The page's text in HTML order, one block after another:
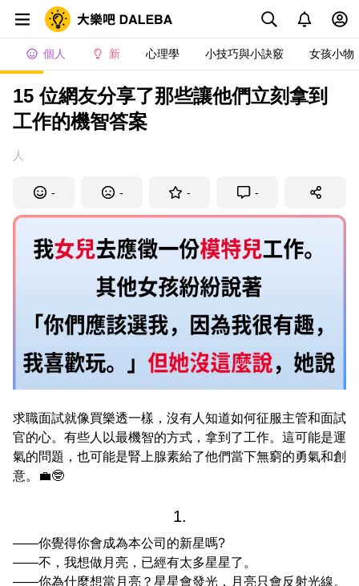
個人 新 心理學 小技巧與小訣竅 女孩小物
15 位網友分享了那些讓他們立刻拿到
工作的機智答案
人
- - - -
求職面試就像買樂透一樣，沒有人知道如何征服主管和面試
官的心。有些人以最機智的方式，拿到了工作。這可能是運
氣的問題，也可能是腎上腺素給了他們當下無窮的勇氣和創
意。💼🤓
1.
——你覺得你會成為本公司的新星嗎?
——不，我想做月亮，已經有太多星星了。
——你為什麼想當月亮？星星會發光，月亮只會反射光線。